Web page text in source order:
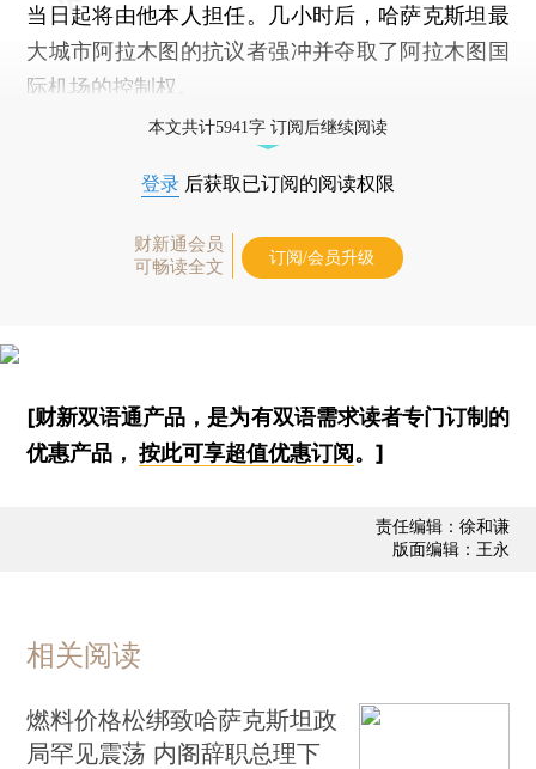
当日起将由他本人担任。几小时后，哈萨克斯坦最
大城市阿拉木图的抗议者强冲并夺取了阿拉木图国
际机场的控制权。
本文共计5941字 订阅后继续阅读
登录 后获取已订阅的阅读权限
财新通会员
可畅读全文
订阅/会员升级
[财新双语通产品，是为有双语需求读者专门订制的
优惠产品，按此可享超值优惠订阅 。]
责任编辑：徐和谦
版面编辑：王永
相关阅读
燃料价格松绑致哈萨克斯坦政
局罕见震荡 内阁辞职总理下